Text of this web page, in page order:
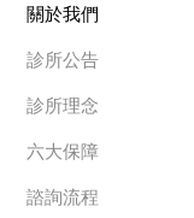
關於我們
診所公告
診所理念
六大保障
諮詢流程